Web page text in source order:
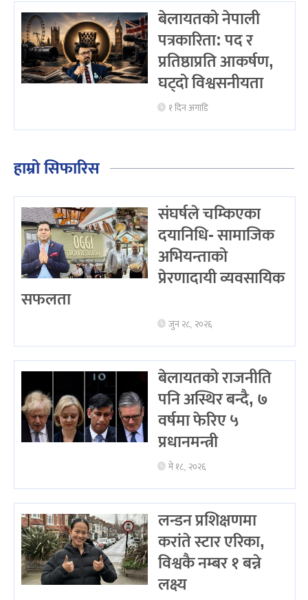
बेलायतको नेपाली
पत्रकारिता: पद र
प्रतिष्ठाप्रति आकर्षण,
घट्दो विश्वसनीयता
१ दिन अगाडि
हाम्रो सिफारिस
संघर्षले चम्किएका
दयानिधि- सामाजिक
अभियन्ताको
प्रेरणादायी व्यवसायिक
सफलता
जुन २८, २०२६
बेलायतको राजनीति
पनि अस्थिर बन्दै, ७
वर्षमा फेरिए ५
प्रधानमन्त्री
मे १८, २०२६
लन्डन प्रशिक्षणमा
करांते स्टार एरिका,
विश्वकै नम्बर १ बन्ने
लक्ष्य